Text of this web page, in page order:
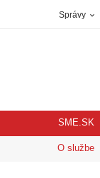
Správy
SME.SK
O službe